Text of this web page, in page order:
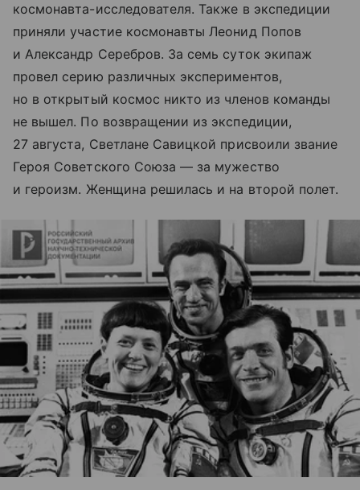
космонавта-исследователя. Также в экспедиции
приняли участие космонавты Леонид Попов
и Александр Серебров. За семь суток экипаж
провел серию различных экспериментов,
но в открытый космос никто из членов команды
не вышел. По возвращении из экспедиции,
27 августа, Светлане Савицкой присвоили звание
Героя Советского Союза — за мужество
и героизм. Женщина решилась и на второй полет.